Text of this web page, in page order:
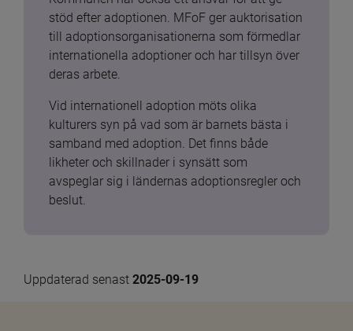
stöd efter adoptionen. MFoF ger auktorisation
till adoptionsorganisationerna som förmedlar
internationella adoptioner och har tillsyn över
deras arbete.
Vid internationell adoption möts olika
kulturers syn på vad som är barnets bästa i
samband med adoption. Det finns både
likheter och skillnader i synsätt som
avspeglar sig i ländernas adoptionsregler och
beslut.
Uppdaterad senast 2025-09-19